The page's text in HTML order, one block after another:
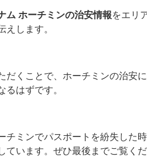
ム ホーチミンの治安情報をエリ
えします。
だくことで、ホーチミンの治安
はずです。
チミンでパスポートを紛失した
ています。ぜひ最後までご覧くだ